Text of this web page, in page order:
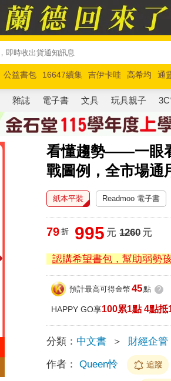
公益書包 16647續集 吉伊卡哇 高希均
通
馬斯克 玩具總動員5 超慢跑
雜誌 電子書 文具 玩具親子
看懂趨勢——一眼
戰圖例，全市場通
紙本平裝 Readmoo 電子書
79 折 995 元 1260元
認購希望書包，幫助弱勢
預計最高可得金幣 45點 ?
HAPPY GO享100累1點 4點抵
分類： 中文書 ＞ 財經企管
作者： Queen怜 追蹤